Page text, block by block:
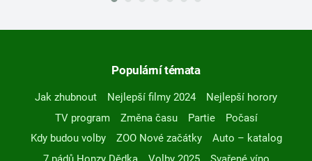
Populární témata
Jak zhubnout Nejlepší filmy 2024
Nejlepší horory
TV program
Změna času Partie
Počasí
Kdy budou volby
ZOO Nové začátky
Auto – katalog